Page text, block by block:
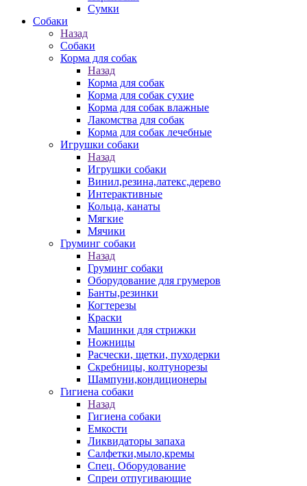
Сумки
Собаки
Назад
Собаки
Корма для собак
Назад
Корма для собак
Корма для собак сухие
Корма для собак влажные
Лакомства для собак
Корма для собак лечебные
Игрушки собаки
Назад
Игрушки собаки
Винил,резина,латекс,дерево
Интерактивные
Кольца, канаты
Мягкие
Мячики
Груминг собаки
Назад
Груминг собаки
Оборудование для грумеров
Банты,резинки
Когтерезы
Краски
Машинки для стрижки
Ножницы
Расчески, щетки, пуходерки
Скребницы, колтунорезы
Шампуни,кондиционеры
Гигиена собаки
Назад
Гигиена собаки
Емкости
Ликвидаторы запаха
Салфетки,мыло,кремы
Спец. Оборудование
Спреи отпугивающие